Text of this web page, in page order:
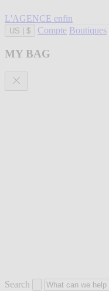
L'AGENCE enfin
US $ Compte Boutiques
MY BAG
Search